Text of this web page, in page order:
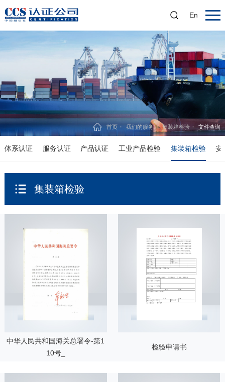
En
首页 我们的服务 集装箱检验 文件查询
体系认证 服务认证 产品认证 工业产品检验 集装箱检验 安
集装箱检验
中华人民共和国海关总署令-第1
10号_
检验申请书